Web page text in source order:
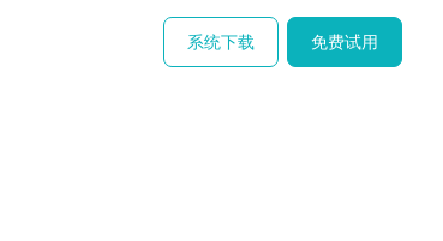
免费试用
系统下载